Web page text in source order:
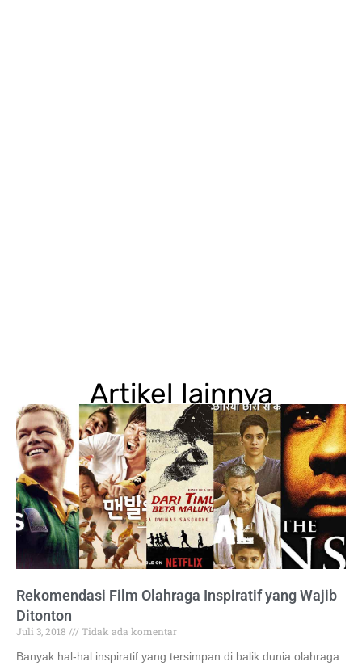
Artikel lainnya
Rekomendasi Film Olahraga Inspiratif yang Wajib
Ditonton
Juli 3, 2018
Tidak ada komentar
Banyak hal-hal inspiratif yang tersimpan di balik dunia olahraga.